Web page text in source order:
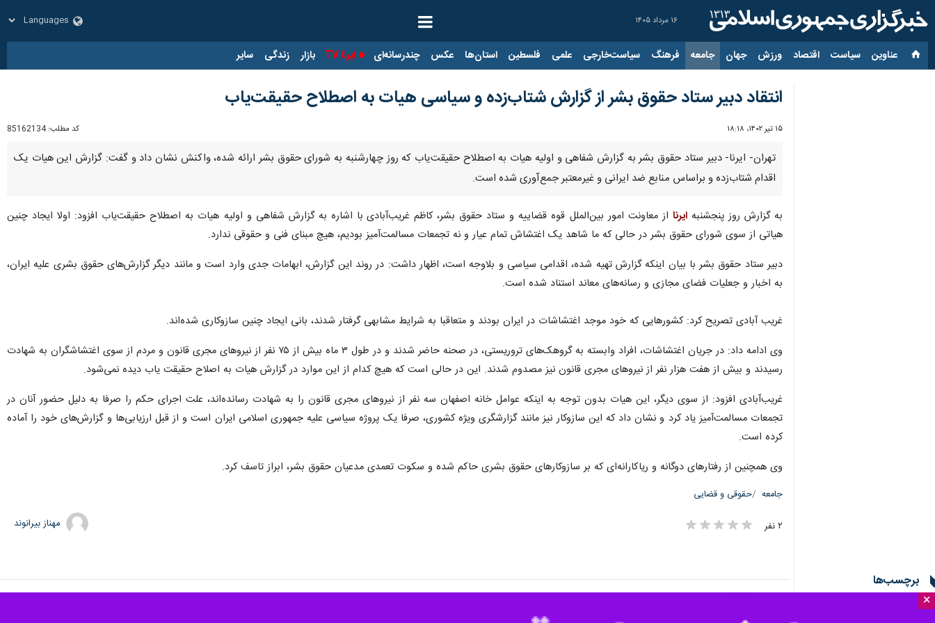
۱۶ مرداد ۱۴۰۵
عناوین‌ سیاست اقتصاد ورزش جهان جامعه فرهنگ سیاست‌خارجی علمی فلسطین استان‌ها عکس چندرسانه‌ای ایرنا TV بازار زندگی سایر
×
انتقاد دبیر ستاد حقوق بشر از گزارش شتاب‌زده و سیاسی هیات به اصطلاح حقیقت‌یاب
۱۵ تیر ۱۴۰۲، ۱۸:۱۸ کد مطلب: 85162134
تهران- ایرنا- دبیر ستاد حقوق بشر به گزارش شفاهی و اولیه هیات به اصطلاح حقیقت‌یاب که روز چهارشنبه به شورای حقوق بشر ارائه شده، واکنش نشان داد و گفت: گزارش این هیات یک
اقدام شتاب‌زده و براساس منابع ضد ایرانی و غیرمعتبر جمع‌آوری شده است.
به گزارش روز پنجشنبهایرنا از معاونت امور بین‌الملل قوه قضاییه و ستاد حقوق بشر، کاظم غریب‌آبادی با اشاره به گزارش شفاهی و اولیه هیات به اصطلاح حقیقت‌یاب افزود: اولا ایجاد چنین
هیاتی از سوی شورای حقوق بشر در حالی که ما شاهد یک اغتشاش تمام عیار و نه تجمعات مسالمت‌آمیز بودیم، هیچ مبنای فنی و حقوقی ندارد.
دبیر ستاد حقوق بشر با بیان اینکه گزارش تهیه شده، اقدامی سیاسی و بلاوجه است، اظهار داشت: در روند این گزارش، ابهامات جدی وارد است و مانند دیگر گزارش‌های حقوق بشری علیه ایران،
به اخبار و جعلیات فضای مجازی و رسانه‌های معاند استناد شده است.
غریب آبادی تصریح کرد: کشورهایی که خود موجد اغتشاشات در ایران بودند و متعاقبا به شرایط مشابهی گرفتار شدند، بانی ایجاد چنین سازوکاری شده‌اند.
وی ادامه داد: در جریان اغتشاشات، افراد وابسته به گروهک‌های تروریستی، در صحنه حاضر شدند و در طول ۳ ماه بیش از ۷۵ نفر از نیروهای مجری قانون و مردم از سوی اغتشاشگران به شهادت
رسیدند و بیش از هفت هزار نفر از نیروهای مجری قانون نیز مصدوم شدند. این در حالی است که هیچ کدام از این موارد در گزارش هیات به اصلاح حقیقت یاب دیده نمی‌شود.
غریب‌آبادی افزود: از سوی دیگر، این هیات بدون توجه به اینکه عوامل خانه اصفهان سه نفر از نیروهای مجری قانون را به شهادت رسانده‌اند، علت اجرای حکم را صرفا به دلیل حضور آنان در
تجمعات مسالمت‌آمیز یاد کرد و نشان داد که این سازوکار نیز مانند گزارشگری ویژه کشوری، صرفا یک پروژه سیاسی علیه جمهوری اسلامی ایران است و از قبل ارزیابی‌ها و گزارش‌های خود را آماده
کرده است.
وی همچنین از رفتارهای دوگانه و ریاکارانه‌ای که بر سازوکارهای حقوق بشری حاکم شده و سکوت تعمدی مدعیان حقوق بشر، ابراز تاسف کرد.
جامعه حقوقی و قضایی
۲ نفر مهناز بیرانوند
برچسب‌ها
جمهوری اسلامی ایران